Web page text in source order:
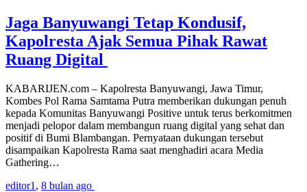
Jaga Banyuwangi Tetap Kondusif,
Kapolresta Ajak Semua Pihak Rawat
Ruang Digital
KABARIJEN.com – Kapolresta Banyuwangi, Jawa Timur,
Kombes Pol Rama Samtama Putra memberikan dukungan penuh
kepada Komunitas Banyuwangi Positive untuk terus berkomitmen
menjadi pelopor dalam membangun ruang digital yang sehat dan
positif di Bumi Blambangan. Pernyataan dukungan tersebut
disampaikan Kapolresta Rama saat menghadiri acara Media
Gathering…
editor1 , 8 bulan ago